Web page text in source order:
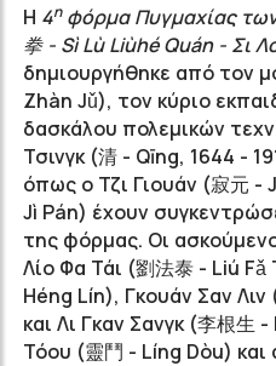
Η 4ηφόρμα Πυγμαχίας
拳 - Sì Lù Liùhé Quán - Σι
δημιουργήθηκε από τον
Zhàn Jǔ), τον κύριο
δασκάλου πολεμικών
Τσινγκ (清 - Qīng, 1644 -
όπως ο Τζι Γιουάν (寂元 -
Jì Pán) έχουν
της φόρμας. Οι
Λίο Φα Τάι (劉法泰 - Liú Fǎ
Héng Lín), Γκουάν Σαν
και Λι Γκαν Σανγκ (李根生
Τόου (靈鬥 - Líng Dòu) και